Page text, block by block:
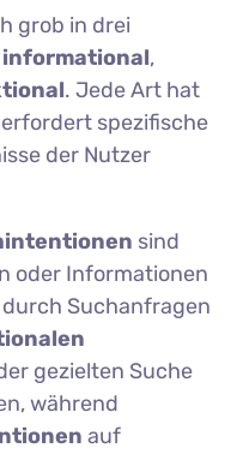
grob in drei
informational,
. Jede Art hat
spezifische
der Nutzer
sind
oder Informationen
Suchanfragen
gezielten Suche
während
auf